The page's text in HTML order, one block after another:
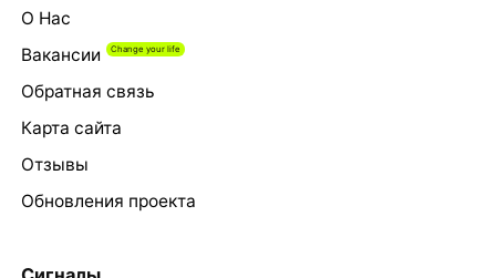
О Нас
Вакансии
Обратная связь
Карта сайта
Отзывы
Обновления проекта